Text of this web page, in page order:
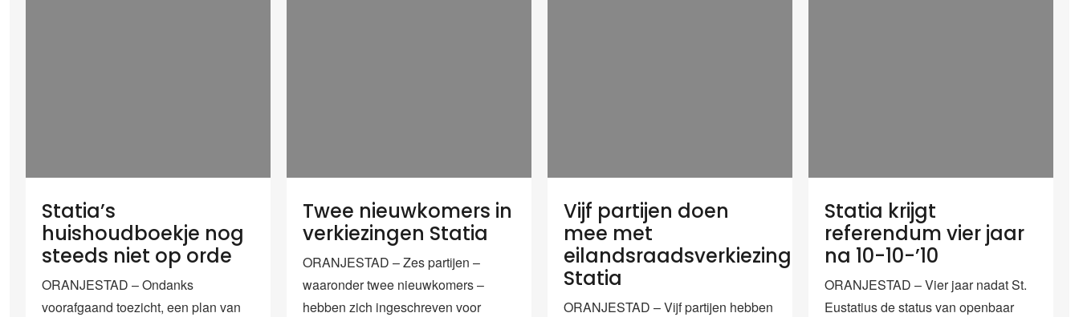
Statia’s
huishoudboekje nog
steeds niet op orde
ORANJESTAD – Ondanks
voorafgaand toezicht, een plan van
Twee nieuwkomers in
verkiezingen Statia
ORANJESTAD – Zes partijen –
waaronder twee nieuwkomers –
hebben zich ingeschreven voor
Vijf partijen doen
mee met
eilandsraadsverkiezingen
Statia
ORANJESTAD – Vijf partijen hebben
Statia krijgt
referendum vier jaar
na 10-10-’10
ORANJESTAD – Vier jaar nadat St.
Eustatius de status van openbaar